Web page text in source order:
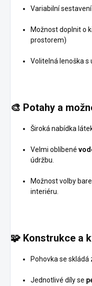
Variabilní
Možnost doplnit o
prostorem)
Volitelná lenoška
🎨 Potahy a
Široká nabídka
Velmi oblíbené
údržbu.
Možnost volby
interiéru.
🧩 Konstrukce a
Pohovka se skládá
Jednotlivé díly se